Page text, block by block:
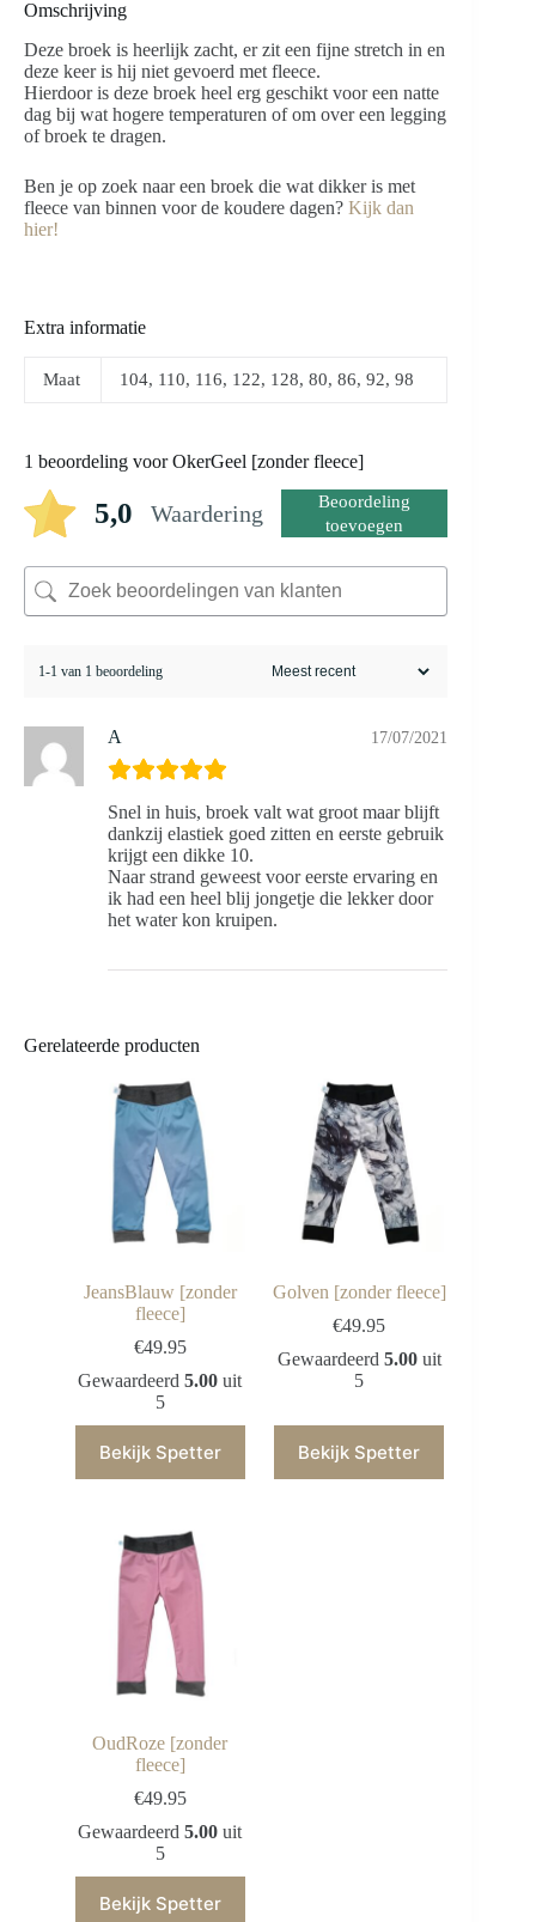
Omschrijving
Deze broek is heerlijk zacht, er zit een fijne stretch in en
deze keer is hij niet gevoerd met fleece.
Hierdoor is deze broek heel erg geschikt voor een natte
dag bij wat hogere temperaturen of om over een legging
of broek te dragen.
Ben je op zoek naar een broek die wat dikker is met
fleece van binnen voor de koudere dagen? Kijk dan
hier!
Extra informatie
Maat 104, 110, 116, 122, 128, 80, 86, 92, 98
1 beoordeling voorOkerGeel [zonder fleece]
5,0 Waardering
Beoordeling
toevoegen
1-1 van 1 beoordeling
A 17/07/2021
Snel in huis, broek valt wat groot maar blijft
dankzij elastiek goed zitten en eerste gebruik
krijgt een dikke 10.
Naar strand geweest voor eerste ervaring en
ik had een heel blij jongetje die lekker door
het water kon kruipen.
Gerelateerde producten
JeansBlauw [zonder
fleece]
€49.95
Gewaardeerd5.00 uit
5
Bekijk Spetter
Golven [zonder fleece]
€49.95
Gewaardeerd 5.00uit
5
Bekijk Spetter
OudRoze [zonder
fleece]
€49.95
Gewaardeerd5.00 uit
5
Bekijk Spetter